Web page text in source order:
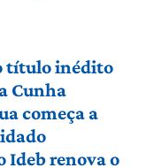
título inédito
Cunha
começa a
Ideb renova o